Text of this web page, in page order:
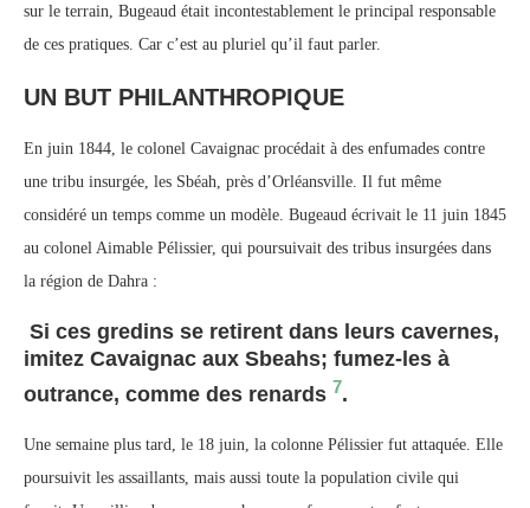
sur le terrain, Bugeaud était incontestablement le principal responsable
de ces pratiques. Car c’est au pluriel qu’il faut parler.
UN BUT PHILANTHROPIQUE
En juin 1844, le colonel Cavaignac procédait à des enfumades contre
une tribu insurgée, les Sbéah, près d’Orléansville. Il fut même
considéré un temps comme un modèle. Bugeaud écrivait le 11 juin 1845
au colonel Aimable Pélissier, qui poursuivait des tribus insurgées dans
la région de Dahra :
Si ces gredins se retirent dans leurs cavernes,
imitez Cavaignac aux Sbeahs; fumez-les à
outrance, comme des renards 7.
Une semaine plus tard, le 18 juin, la colonne Pélissier fut attaquée. Elle
poursuivit les assaillants, mais aussi toute la population civile qui